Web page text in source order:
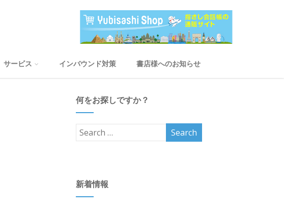
サービス インバウンド対策 書店様へのお知らせ
何をお探しですか？
新着情報